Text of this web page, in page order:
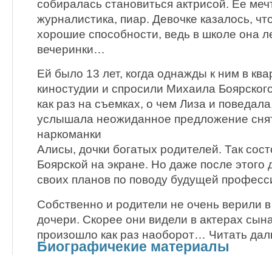
собиралась становиться актрисой. Ее
журналистика, пиар. Девочке казалось,
хорошие способности, ведь в школе она
вечеринки…
Ей было 13 лет, когда однажды к ним в
киностудии и спросили Михаила
как раз на съемках, о чем Лиза и
услышала неожиданное предложение
наркоманки
Алисы, дочки богатых родителей. Так
Боярской на экране. Но даже после этого
своих планов по поводу будущей
Собственно и родители не очень верили
дочери. Скорее они видели в актерах
произошло как раз наоборот… Читать
Биографичекие материалы